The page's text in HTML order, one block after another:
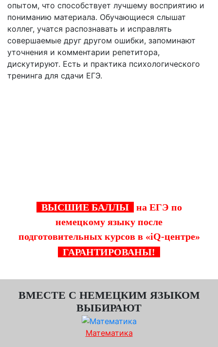
опытом, что способствует лучшему восприятию и
пониманию материала. Обучающиеся слышат
коллег, учатся распознавать и исправлять
совершаемые друг другом ошибки, запоминают
уточнения и комментарии репетитора,
дискутируют. Есть и практика психологического
тренинга для сдачи ЕГЭ.
ВЫСШИЕ БАЛЛЫ
на ЕГЭ по
немецкому языку после
подготовительных курсов в «iQ-центре»
ГАРАНТИРОВАНЫ!
ВМЕСТЕ С НЕМЕЦКИМ ЯЗЫКОМ
ВЫБИРАЮТ
Математика